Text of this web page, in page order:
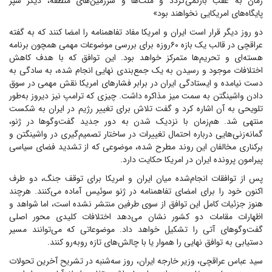
پایگاه‌های امریکایی نخواهند بود»
دو روز دیگر قرار است ایران و امریکا مفاد تفاهمنامه را امضا کنند که به گفته
عراقچی در قالب یک بازه ۶۰روزه برای بررسی موضوعات مهمی همچون برنامه
هسته‌ای و تحریم‌ها متمرکز خواهد بود. این توافق که با هدف کاهش
اختلافات موجود و رسیدن به یک جمع‌بندی نهایی انجام شده، به سادگی به
دست نیامده و ایستادگی ایران در برابر فشار‌های امریکا نقش مهمی در سوق
دادن واشینگتن به سمت میز مذاکره داشت. چیزی که ترامپ نیز دیروز به‌طور
تلویحی به آن اشاره کرد و گفت تلاش برای تغییر رژیم در ایران به شکست
منتهی شد. هم‌زمان با نزدیک شدن به دور جدید گفت‌و‌گو‌ها در ژنو،
گمانه‌زنی‌هایی درباره احتمال تغییرات در ساختار تصمیم‌گیری در واشینگتن و
برکناری مخالفان این روند مطرح شده، موضوعی که از تشدید فضای سیاسی
پیرامون پرونده ایران در امریکا حکایت دارد.
پس از توافقات انجام‌شده میان ایران و امریکا برای توقف جنگ، دو طرف
اکنون خود را برای امضای تفاهمنامه در ژنو سوئیس آماده می‌کنند. هرچند
هنوز جزئیات کامل این توافق از سوی طرفین منتشر نشده است، اما شواهد و
اظهارات مقامات دو کشور نشان می‌دهد اختلافات کلیدی محور اصلی
گفت‌و‌گو‌های آتی را تشکیل خواهد داد. موضوعاتی که می‌توانند مسیر
دستیابی به توافق نهایی را هموار یا با چالش‌های تازه روبه‌رو کنند.
سید عباس عراقچی، وزیر خارجه ایران، روز سه‌شنبه در تشریح آخرین تحولات